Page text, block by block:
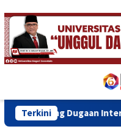
Skip
to
content
Menu
Terkini
Dugaan Intervensi Aleg